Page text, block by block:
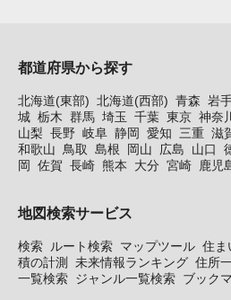
都道府県から探す
北海道(東部) 北海道(西部) 青森 岩
城 栃木 群馬 埼玉 千葉 東京 神奈川
山梨 長野 岐阜 静岡 愛知 三重 滋
和歌山
鳥取 島根 岡山 広島 山口
岡
佐賀 長崎 熊本 大分 宮崎 鹿児
地図検索サービス
検索 ルート検索 マップツール 住ま
積の計測
未来情報ランキング 住所
一覧検索 ジャンル一覧検索 ブック